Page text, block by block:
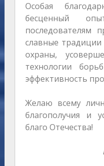
Особая
бесценный
последователям
славные
охраны,
технологии
эффективность
Желаю всему
благополучия и
благо Отечества!